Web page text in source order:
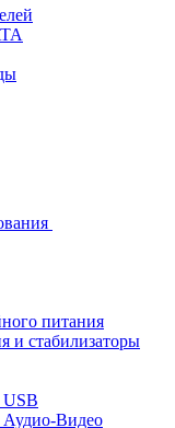
питания
и стабилизаторы
USB
Аудио-Видео